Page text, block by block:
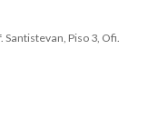
Piso 3, Ofi.